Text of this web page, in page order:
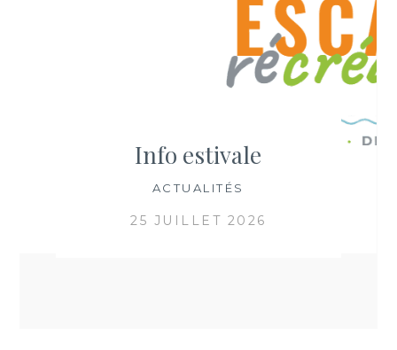
Info estivale
ACTUALITÉS
25 JUILLET 2026